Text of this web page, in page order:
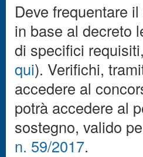
Deve frequentare
in base al decreto
di specifici
qui). Verifichi,
accedere al
potrà accedere al
sostegno, valido
n. 59/2017.